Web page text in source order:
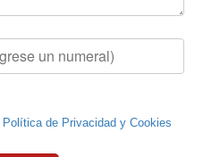
Política de Privacidad y Cookies